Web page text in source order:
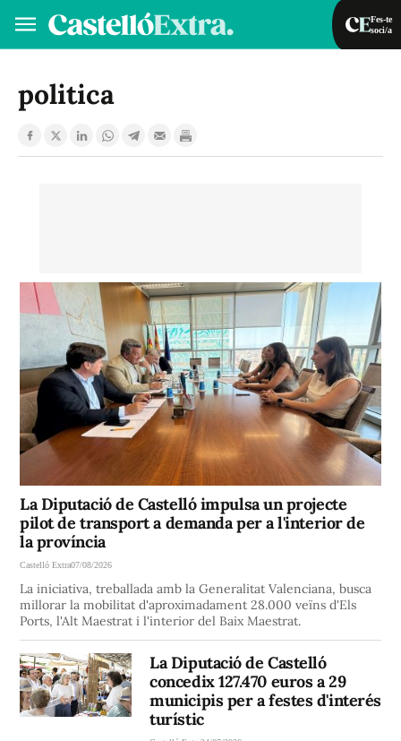
Fes-te
soci/a
VA
politica
La Diputació de Castelló impulsa un projecte
pilot de transport a demanda per a l'interior de
la província
Castelló Extra07/08/2026
La iniciativa, treballada amb la Generalitat Valenciana, busca
millorar la mobilitat d'aproximadament 28.000 veïns d'Els
Ports, l'Alt Maestrat i l'interior del Baix Maestrat.
La Diputació de Castelló
concedix 127.470 euros a 29
municipis per a festes d'interés
turístic